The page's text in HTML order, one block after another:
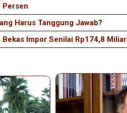
Persen
Harus Tanggung Jawab?
Impor Senilai Rp174,8 Miliar